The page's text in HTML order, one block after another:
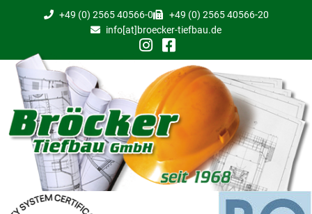
+49 (0) 2565 40566-0
+49 (0) 2565 40566-20
info[at]broecker-tiefbau.de